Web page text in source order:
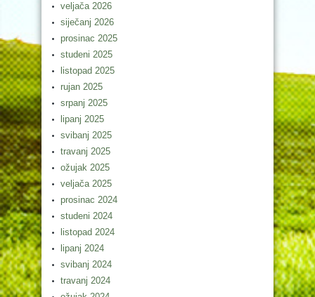
veljača 2026
siječanj 2026
prosinac 2025
studeni 2025
listopad 2025
rujan 2025
srpanj 2025
lipanj 2025
svibanj 2025
travanj 2025
ožujak 2025
veljača 2025
prosinac 2024
studeni 2024
listopad 2024
lipanj 2024
svibanj 2024
travanj 2024